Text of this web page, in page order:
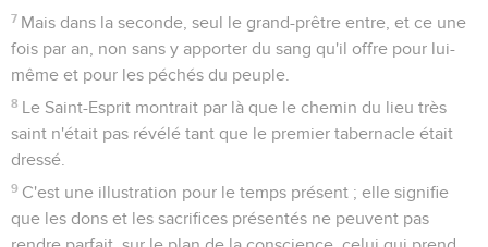
7 Mais dans la seconde, seul le grand-prêtre entre, et ce une
fois par an, non sans y apporter du sang qu'il offre pour lui-
même et pour les péchés du peuple.
8 Le Saint-Esprit montrait par là que le chemin du lieu très
saint n'était pas révélé tant que le premier tabernacle était
dressé.
9 C'est une illustration pour le temps présent ; elle signifie
que les dons et les sacrifices présentés ne peuvent pas